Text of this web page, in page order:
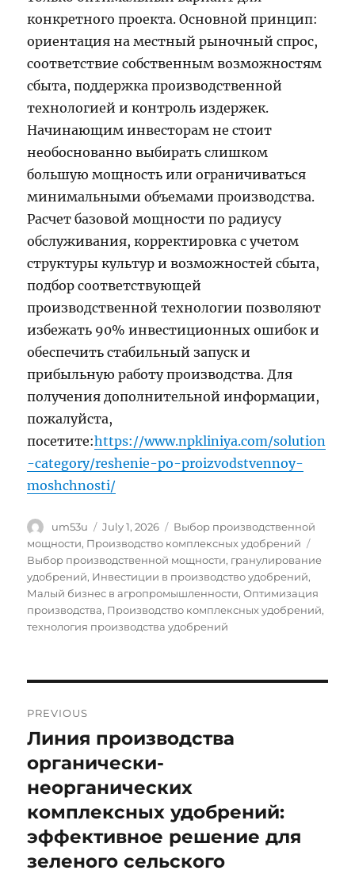
конкретного проекта. Основной принцип:
ориентация на местный рыночный спрос,
соответствие собственным возможностям
сбыта, поддержка производственной
технологией и контроль издержек.
Начинающим инвесторам не стоит
необоснованно выбирать слишком
большую мощность или ограничиваться
минимальными объемами производства.
Расчет базовой мощности по радиусу
обслуживания, корректировка с учетом
структуры культур и возможностей сбыта,
подбор соответствующей
производственной технологии позволяют
избежать 90% инвестиционных ошибок и
обеспечить стабильный запуск и
прибыльную работу производства. Для
получения дополнительной информации,
пожалуйста,
посетите:https://www.npkliniya.com/solution
-category/reshenie-po-proizvodstvennoy-
moshchnosti/
Author
um53u
Posted
on
July 1, 2026 Categories
Выбор производственной
мощности, Производство комплексных удобрений
Выбор производственной мощности, гранулирование
удобрений, Инвестиции в производство удобрений,
Малый бизнес в агропромышленности,Оптимизация
производства, Производство комплексных удобрений,
технология производства удобрений
navigation
PREVIOUS
Previous
post:
Линия производства
органически-
неорганических
комплексных удобрений:
эффективное решение для
зеленого сельского